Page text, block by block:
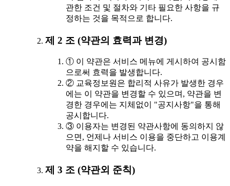
관한 조건 및 절차와 기타 필요한 사항을 규
정하는 것을 목적으로 합니다.
제 2 조 (약관의 효력과 변경)
① 이 약관은 서비스 메뉴에 게시하여 공시함
으로써 효력을 발생합니다.
② 교육정보원은 합리적 사유가 발생한 경우
에는 이 약관을 변경할 수 있으며, 약관을 변
경한 경우에는 지체없이 "공지사항"을 통해
공시합니다.
③ 이용자는 변경된 약관사항에 동의하지 않
으면, 언제나 서비스 이용을 중단하고 이용계
약을 해지할 수 있습니다.
제 3 조 (약관외 준칙)